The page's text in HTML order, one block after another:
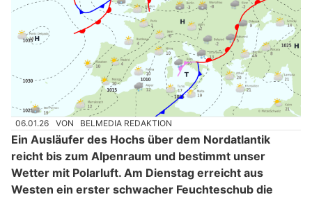
06.01.26 VON BELMEDIA REDAKTION
Ein Ausläufer des Hochs über dem Nordatlantik
reicht bis zum Alpenraum und bestimmt unser
Wetter mit Polarluft. Am Dienstag erreicht aus
Westen ein erster schwacher Feuchteschub die